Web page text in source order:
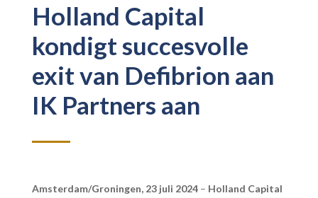
Holland Capital
kondigt succesvolle
exit van Defibrion aan
IK Partners aan
Amsterdam/Groningen, 23 juli 2024– Holland Capital